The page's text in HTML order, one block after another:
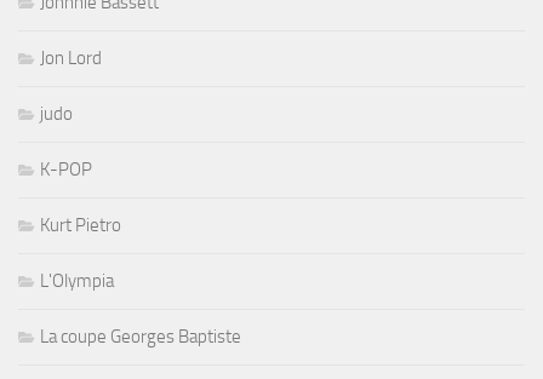
Jon Lord
judo
K-POP
Kurt Pietro
L'Olympia
La coupe Georges Baptiste